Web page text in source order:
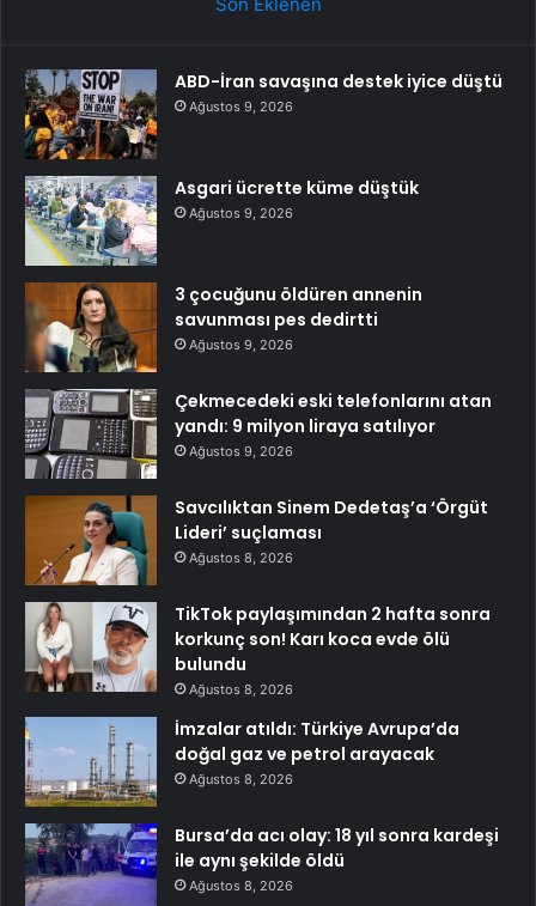
ABD-İran savaşına destek iyice düştü
Ağustos 9, 2026
Asgari ücrette küme düştük
Ağustos 9, 2026
3 çocuğunu öldüren annenin
savunması pes dedirtti
Ağustos 9, 2026
Çekmecedeki eski telefonlarını atan
yandı: 9 milyon liraya satılıyor
Ağustos 9, 2026
Savcılıktan Sinem Dedetaş’a ‘Örgüt
Lideri’ suçlaması
Ağustos 8, 2026
TikTok paylaşımından 2 hafta sonra
korkunç son! Karı koca evde ölü
bulundu
Ağustos 8, 2026
İmzalar atıldı: Türkiye Avrupa’da
doğal gaz ve petrol arayacak
Ağustos 8, 2026
Bursa’da acı olay: 18 yıl sonra kardeşi
ile aynı şekilde öldü
Ağustos 8, 2026